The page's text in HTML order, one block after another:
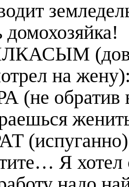
на
(не
Я хотел